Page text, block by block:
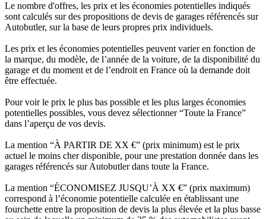
Le nombre d'offres, les prix et les économies potentielles indiqués
sont calculés sur des propositions de devis de garages référencés sur
Autobutler, sur la base de leurs propres prix individuels.
Les prix et les économies potentielles peuvent varier en fonction de
la marque, du modèle, de l’année de la voiture, de la disponibilité du
garage et du moment et de l’endroit en France où la demande doit
être effectuée.
Pour voir le prix le plus bas possible et les plus larges économies
potentielles possibles, vous devez sélectionner “Toute la France”
dans l’aperçu de vos devis.
La mention “À PARTIR DE XX €” (prix minimum) est le prix
actuel le moins cher disponible, pour une prestation donnée dans les
garages référencés sur Autobutler dans toute la France.
La mention “ÉCONOMISEZ JUSQU’À XX €” (prix maximum)
correspond à l’économie potentielle calculée en établissant une
fourchette entre la proposition de devis la plus élevée et la plus basse